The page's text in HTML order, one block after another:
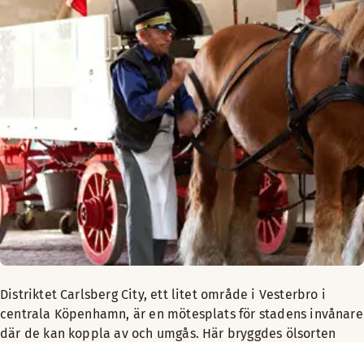
Distriktet Carlsberg City, ett litet område i Vesterbro i
centrala Köpenhamn, är en mötesplats för stadens invånare
där de kan koppla av och umgås. Här bryggdes ölsorten